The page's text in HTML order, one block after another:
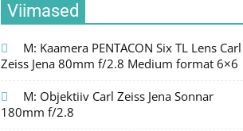
Viimased
M: Kaamera PENTACON Six TL Lens Carl
Zeiss Jena 80mm f/2.8 Medium format 6×6
M: Objektiiv Carl Zeiss Jena Sonnar
180mm f/2.8